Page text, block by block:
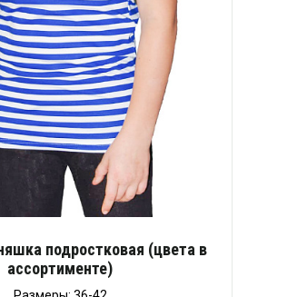
подростковая (цвета в
ассортименте)